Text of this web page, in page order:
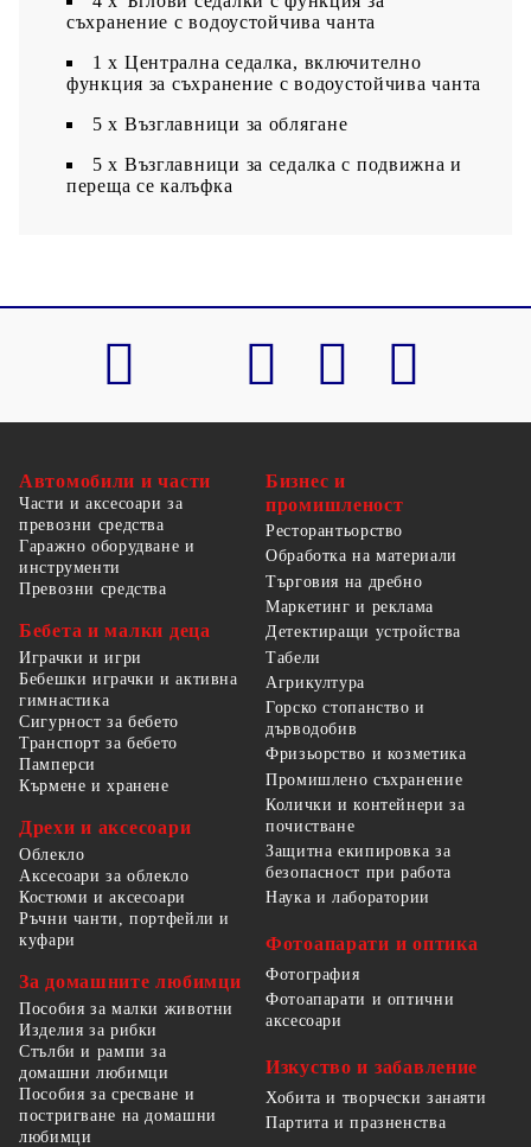
съхранение с водоустойчива чанта
1 x Централна седалка, включително
функция за съхранение с водоустойчива чанта
5 х Възглавници за облягане
5 x Възглавници за седалка с подвижна и
переща се калъфка
Автомобили и части
Части и аксесоари за
превозни средства
Гаражно оборудване и
инструменти
Превозни средства
Бебета и малки деца
Играчки и игри
Бебешки играчки и активна
гимнастика
Сигурност за бебето
Транспорт за бебето
Памперси
Кърмене и хранене
Дрехи и аксесоари
Облекло
Аксесоари за облекло
Костюми и аксесоари
Ръчни чанти, портфейли и
куфари
За домашните любимци
Пособия за малки животни
Изделия за рибки
Стълби и рампи за
домашни любимци
Пособия за сресване и
постригване на домашни
любимци
Бизнес и
промишленост
Ресторантьорство
Обработка на материали
Търговия на дребно
Маркетинг и реклама
Детектиращи устройства
Табели
Агрикултура
Горско стопанство и
дърводобив
Фризьорство и козметика
Промишлено съхранение
Колички и контейнери за
почистване
Защитна екипировка за
безопасност при работа
Наука и лаборатории
Фотоапарати и оптика
Фотография
Фотоапарати и оптични
аксесоари
Изкуство и забавление
Хобита и творчески занаяти
Партита и празненства